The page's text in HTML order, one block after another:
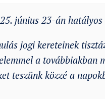
június 23-án
jogi kereteinek
a továbbiakban
teszünk közzé a